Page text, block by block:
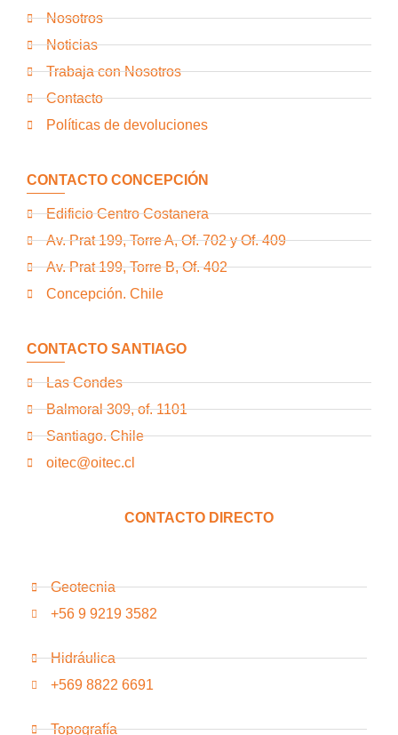
Nosotros
Noticias
Trabaja con Nosotros
Contacto
Políticas de devoluciones
CONTACTO CONCEPCIÓN
Edificio Centro Costanera
Av. Prat 199, Torre A, Of. 702 y Of. 409
Av. Prat 199, Torre B, Of. 402
Concepción. Chile
CONTACTO SANTIAGO
Las Condes
Balmoral 309, of. 1101
Santiago. Chile
oitec@oitec.cl
CONTACTO DIRECTO
Geotecnia
+56 9 9219 3582
Hidráulica
+569 8822 6691
Topografía